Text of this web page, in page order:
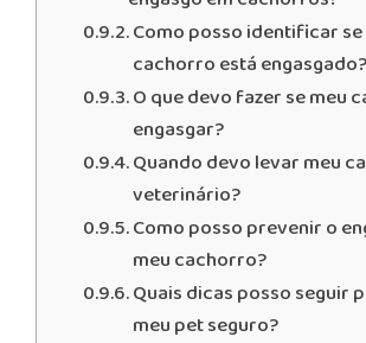
Como posso identificar se
cachorro está engasgado?
O que devo fazer se meu
engasgar?
Quando devo levar meu
veterinário?
Como posso prevenir o
meu cachorro?
Quais dicas posso seguir
meu pet seguro?